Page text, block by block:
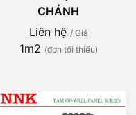
CHÁNH
Liên hệ / Giá
1m2 (đơn tối thiểu)